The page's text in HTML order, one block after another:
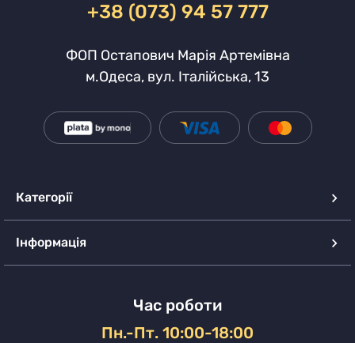
+38 (073) 94 57 777
ФОП Остапович Марія Артемівна
м.Одеса, вул. Італійська, 13
Категорії
Інформація
Час роботи
Пн.-Пт. 10:00-18:00